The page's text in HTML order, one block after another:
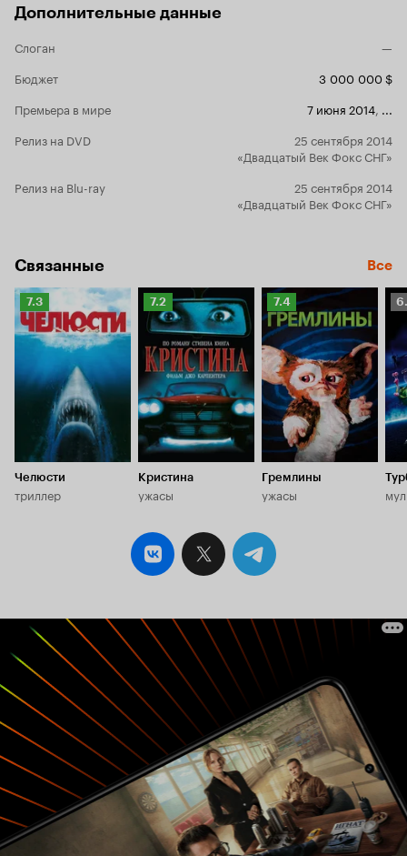
Дополнительные данные
Слоган
—
Бюджет
3 000 000 $
Премьера в мире
7 июня 2014
Релиз на DVD
25 сентября 2014
«Двадцатый Век Фокс СНГ»
Релиз на Blu-ray
25 сентября 2014
«Двадцатый Век Фокс СНГ»
Связанные Все
Рейтинг
Кинопоиска
7.3
7.3
Челюсти
триллер
Рейтинг
Кинопоиска
7.2
7.2
Кристина
ужасы
Рейтинг
Кинопоиска
7.4
7.4
Гремлины
ужасы